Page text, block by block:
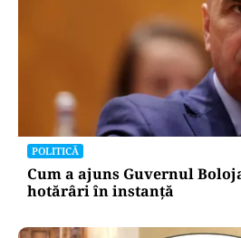
POLITICĂ
Cum a ajuns Guvernul
hotărâri în instanță